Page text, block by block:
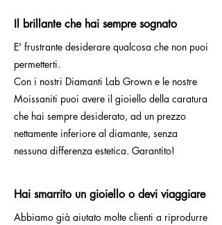
Il brillante che hai sempre sognato
E' frustrante desiderare qualcosa che non puoi
permetterti.
Con i nostri Diamanti Lab Grown e le nostre
Moissaniti puoi avere il gioiello della caratura
che hai sempre desiderato, ad un prezzo
nettamente inferiore al diamante, senza
nessuna differenza estetica. Garantito!
Hai smarrito un gioiello o devi viaggiare
Abbiamo già aiutato molte clienti a riprodurre